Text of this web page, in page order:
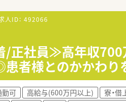
人ID： 492066
/正社員≫高年収
者様とのかかわり
勤可 高給与(600万円以上) 寮・借